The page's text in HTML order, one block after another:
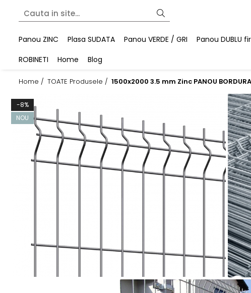
Panou ZINC Plasa SUDATA Panou VERDE / GRI Panou DUBLU fir
ROBINETI
Home Blog
Home / TOATE Produsele / 1500x2000 3.5 mm Zinc PANOU
-8%
NOU